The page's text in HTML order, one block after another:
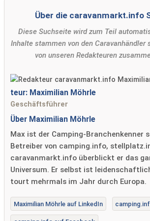
Über die caravanmarkt.info
Diese Suchseite wird zum Teil
Inhalte stammen von den Caravanhändler
von unseren Redakteuren
teur: Maximilian Möhrle
Geschäftsführer
Über Maximilian Möhrle
Max ist der Camping-Branchenkenner
Betreiber von camping.info,
caravanmarkt.info überblickt er das
Universum. Er selbst ist
tourt mehrmals im Jahr durch Europa.
Maximilian Möhrle auf LinkedIn